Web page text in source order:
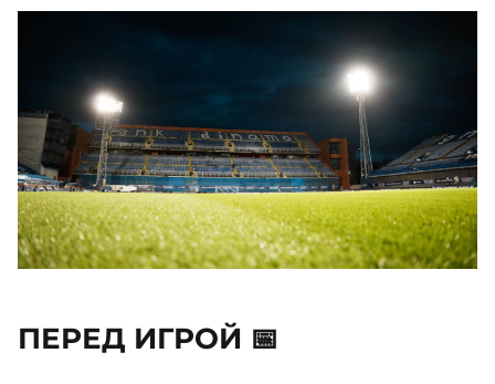
ПЕРЕД ИГРОЙ 📅